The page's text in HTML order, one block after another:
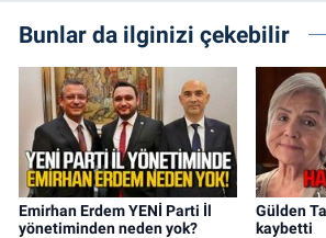
Bunlar da ilginizi çekebilir
Emirhan Erdem YENİ Parti İl
yönetiminden neden yok?
Gülden
kaybetti